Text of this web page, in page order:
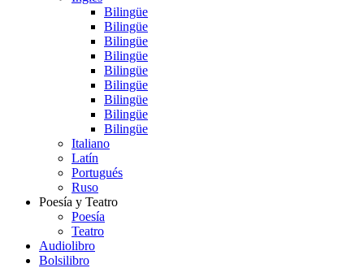
Bilingüe
Bilingüe
Bilingüe
Bilingüe
Bilingüe
Bilingüe
Bilingüe
Bilingüe
Bilingüe
Italiano
Latín
Portugués
Ruso
Poesía y Teatro
Poesía
Teatro
Audiolibro
Bolsilibro